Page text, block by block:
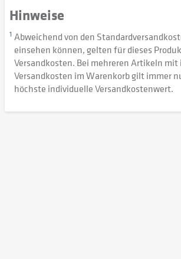
Hinweise
1 Abweichend von den
einsehen können, gelten für dieses
Versandkosten. Bei mehreren Artikeln
Versandkosten im Warenkorb gilt immer
höchste individuelle Versandkostenwert.